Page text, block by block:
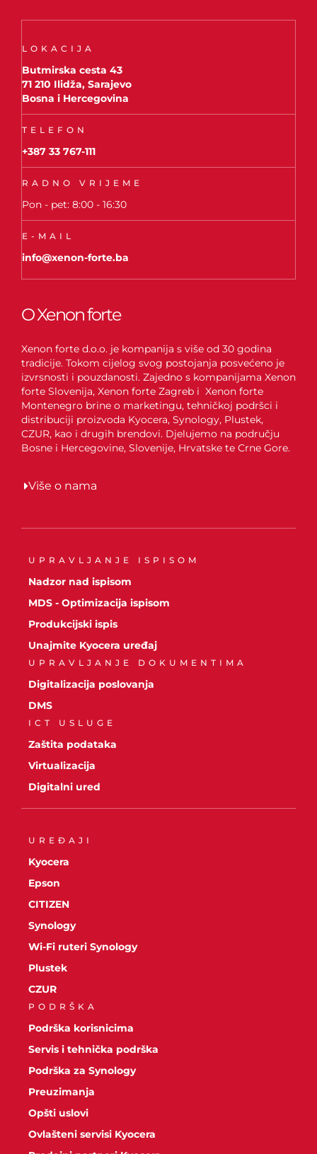
LOKACIJA
Butmirska cesta 43
71 210 Ilidža, Sarajevo
Bosna i Hercegovina
TELEFON
+387 33 767-111
RADNO VRIJEME
Pon - pet: 8:00 - 16:30
E-MAIL
info@xenon-forte.ba
O Xenon forte
Xenon forte d.o.o. je kompanija s više od 30 godina
tradicije. Tokom cijelog svog postojanja posvećeno je
izvrsnosti i pouzdanosti. Zajedno s kompanijama Xenon
forte Slovenija, Xenon forte Zagreb i Xenon forte
Montenegro brine o marketingu, tehničkoj podršci i
distribuciji proizvoda Kyocera, Synology, Plustek,
CZUR, kao i drugih brendovi. Djelujemo na području
Bosne i Hercegovine, Slovenije, Hrvatske te Crne Gore.
Više o nama
UPRAVLJANJE ISPISOM
Nadzor nad ispisom
MDS - Optimizacija ispisom
Produkcijski ispis
Unajmite Kyocera uređaj
UPRAVLJANJE DOKUMENTIMA
Digitalizacija poslovanja
DMS
ICT USLUGE
Zaštita podataka
Virtualizacija
Digitalni ured
UREĐAJI
Kyocera
Epson
CITIZEN
Synology
Wi-Fi ruteri Synology
Plustek
CZUR
PODRŠKA
Podrška korisnicima
Servis i tehnička podrška
Podrška za Synology
Preuzimanja
Opšti uslovi
Ovlašteni servisi Kyocera